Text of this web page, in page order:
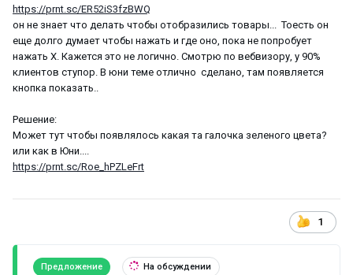
https://prnt.sc/ER52iS3fzBWQ
он не знает что делать чтобы отобразились товары... Тоесть он
еще долго думает чтобы нажать и где оно, пока не попробует
нажать Х. Кажется это не логично. Смотрю по вебвизору, у 90%
клиентов ступор. В юни теме отлично сделано, там появляется
кнопка показать..
Решение:
Может тут чтобы появлялось какая та галочка зеленого цвета?
или как в Юни....
https://prnt.sc/Roe_hPZLeFrt
1
Предложение На обсуждении